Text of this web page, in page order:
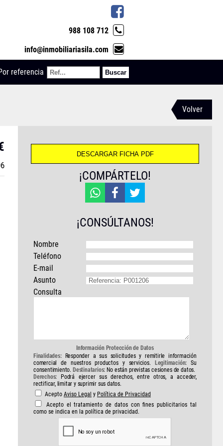
988 108 712
info@inmobiliariasila.com
referencia
Volver
¡COMPÁRTELO!
¡CONSÚLTANOS!
Nombre
Teléfono
E-mail
Asunto
Consulta
Información Protección de Datos
Finalidades:Responder a sus solicitudes y remitirle información
comercial de nuestros productos y servicios.
Legitimación: Su
consentimiento. Destinatarios: No están previstas cesiones de datos.
Derechos: Podrá ejercer sus derechos, entre otros, a acceder,
rectificar, limitar y suprimir sus datos.
Acepto Aviso Legal y Política de Privacidad
Acepto el tratamiento de datos con fines publicitarios tal
como se indica en la política de privacidad.